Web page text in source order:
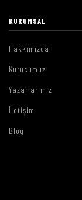
KURUMSAL
Hakkımızda
Kurucumuz
Yazarlarımız
İletişim
Blog